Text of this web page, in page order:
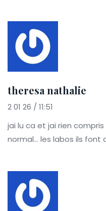
theresa nathalie
2 01 26 / 11:51
jai lu ca et jai rien
normal... les labos ils font